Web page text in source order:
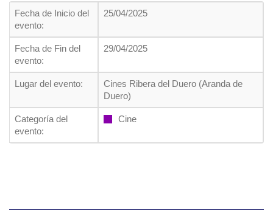
Fecha de Inicio del
evento:
25/04/2025
Fecha de Fin del
evento:
29/04/2025
Lugar del evento:
Cines Ribera del Duero (Aranda de
Duero)
Categoría del
evento:
Cine